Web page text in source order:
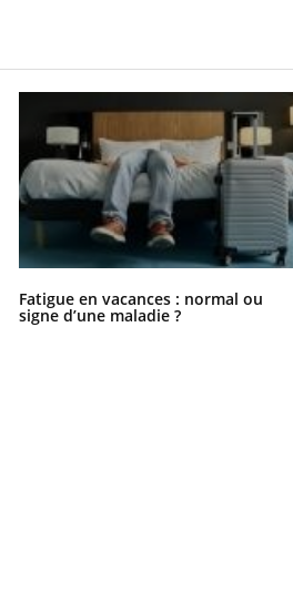
Fatigue en vacances : normal ou
signe d’une maladie ?